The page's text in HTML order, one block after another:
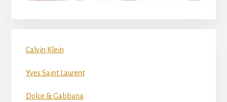
Calvin Klein
Yves Saint Laurent
Dolce & Gabbana